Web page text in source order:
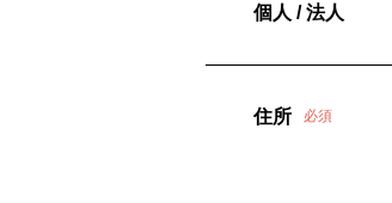
個人 / 法人
住所 必須